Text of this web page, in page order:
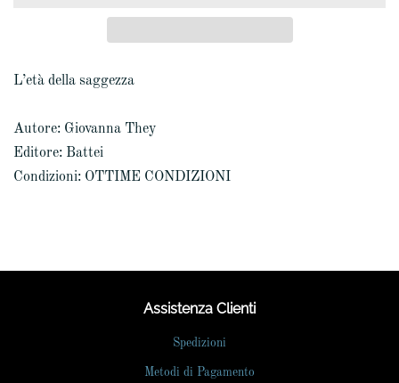
L’età della saggezza
Autore: Giovanna They
Editore: Battei
Condizioni: OTTIME CONDIZIONI
Assistenza Clienti
Spedizioni
Metodi di Pagamento